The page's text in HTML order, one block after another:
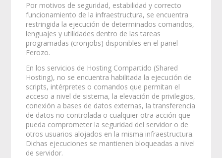
Por motivos de seguridad, estabilidad y correcto
funcionamiento de la infraestructura, se encuentra
restringida la ejecución de determinados comandos,
lenguajes y utilidades dentro de las tareas
programadas (cronjobs) disponibles en el panel
Ferozo.
En los servicios de Hosting Compartido (Shared
Hosting), no se encuentra habilitada la ejecución de
scripts, intérpretes o comandos que permitan el
acceso a nivel de sistema, la elevación de privilegios,
conexión a bases de datos externas, la transferencia
de datos no controlada o cualquier otra acción que
pueda comprometer la seguridad del servidor o de
otros usuarios alojados en la misma infraestructura.
Dichas ejecuciones se mantienen bloqueadas a nivel
de servidor.